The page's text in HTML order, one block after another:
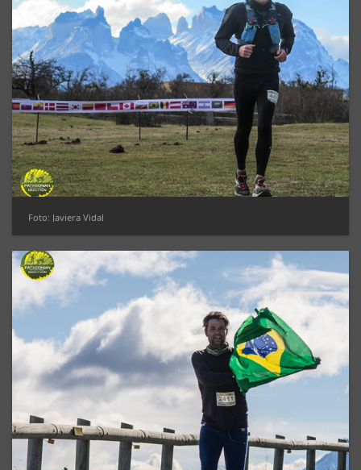
Foto: Javiera Vidal